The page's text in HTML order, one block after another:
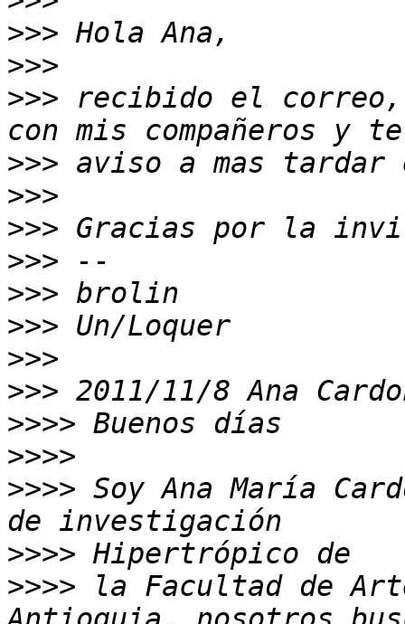
>>>
>>>
>>> recibido el
>>>
>>>
>>>
>>>
>>>
>>>
>>>
>>> 2011/11/8 Ana
>>>>
>>>>
>>>> Soy Ana María
>>>>
>>>> la Facultad de